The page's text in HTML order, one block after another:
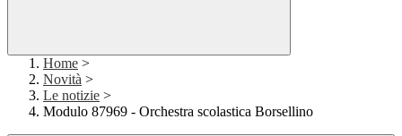
Home >
Novità >
Le notizie >
Modulo 87969 - Orchestra scolastica Borsellino